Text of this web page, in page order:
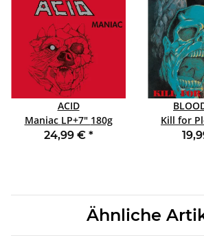
ACID
Maniac LP+7" 180g
BLACK
24,99 € *
Kill for
BLACK 4251267713295
Ähnliche